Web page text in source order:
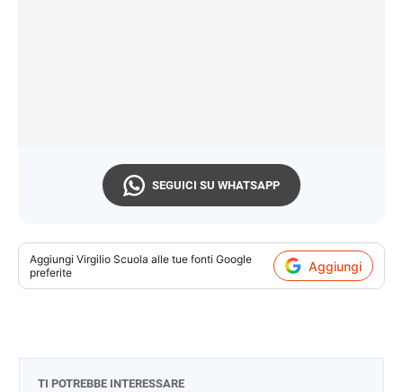
SEGUICI SU WHATSAPP
Aggiungi Virgilio Scuola alle tue fonti Google
preferite
Aggiungi
TI POTREBBE INTERESSARE